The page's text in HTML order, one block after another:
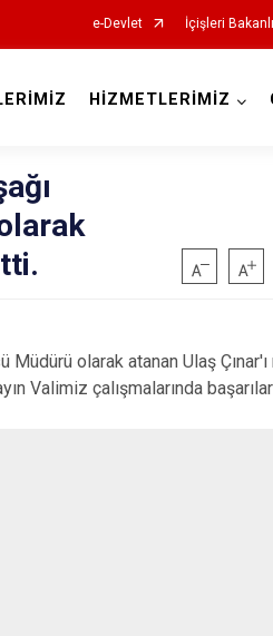
e-Devlet İçişleri
HİZMETLERİMİZ
olarak atanan Ulaş Çınar'ı
Valimiz çalışmalarında